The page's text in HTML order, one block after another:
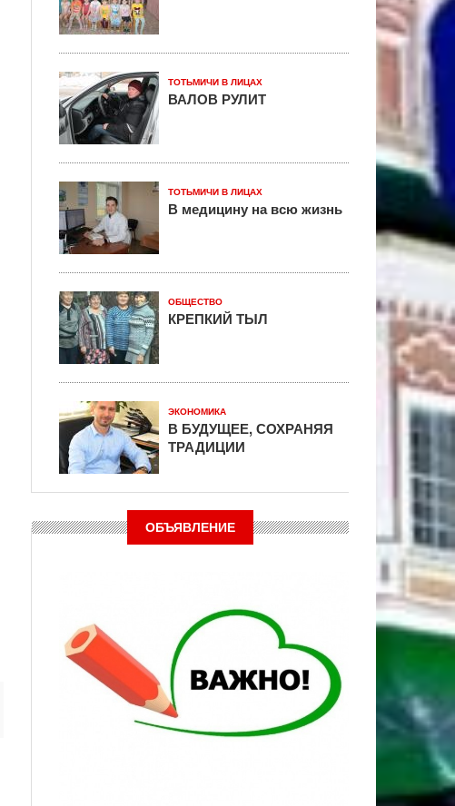
ТОТЬМИЧИ В ЛИЦАХ
ВАЛОВ РУЛИТ
ТОТЬМИЧИ В ЛИЦАХ
В медицину на всю жизнь
ОБЩЕСТВО
КРЕПКИЙ ТЫЛ
ЭКОНОМИКА
В БУДУЩЕЕ, СОХРАНЯЯ
ТРАДИЦИИ
ОБЪЯВЛЕНИЕ